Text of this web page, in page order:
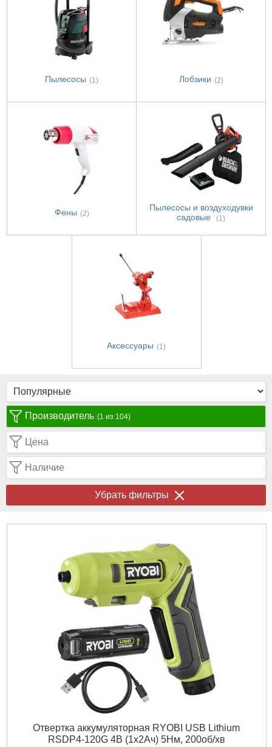
Пылесосы (1) Лобзики (2)
Фены (2)
Пылесосы и воздуходувки
садовые
(1)
Аксессуары (1)
Производитель (1 из 104)
Цена
Наличие
Убрать фильтры
Отвертка аккумуляторная RYOBI USB Lithium
RSDP4-120G 4В (1х2Ач) 5Нм, 200об/хв